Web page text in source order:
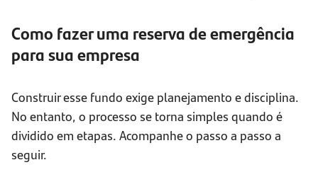
Como fazer uma reserva de emergência
para sua empresa
Construir esse fundo exige planejamento e disciplina.
No entanto, o processo se torna simples quando é
dividido em etapas. Acompanhe o passo a passo a
seguir.